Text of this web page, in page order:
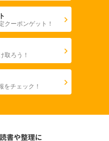
クーポンゲット！
取ろう！
をチェック！